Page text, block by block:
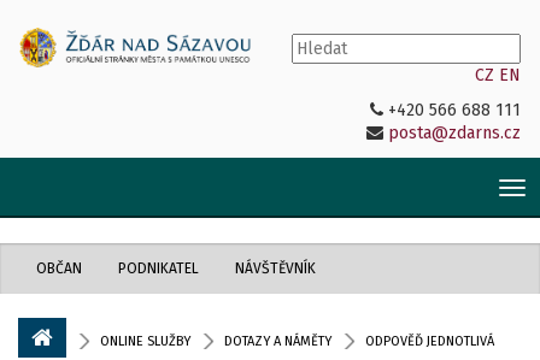
CZ EN
+420 566 688 111
posta@zdarns.cz
OBČAN PODNIKATEL NÁVŠTĚVNÍK
ONLINE SLUŽBY DOTAZY A NÁMĚTY ODPOVĚĎ JEDNOTLIVÁ